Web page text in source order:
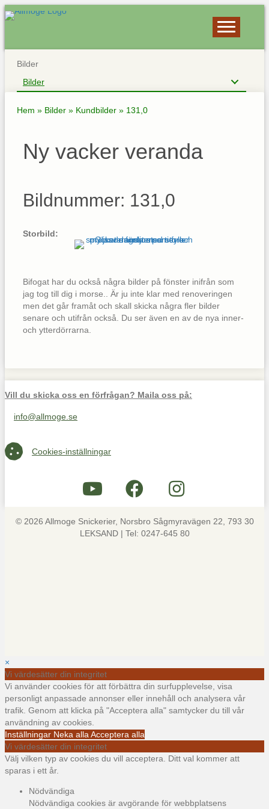
Bilder
Bilder
Hem » Bilder » Kundbilder » 131,0
Ny vacker veranda
Bildnummer: 131,0
Storbild:
Bifogat har du också några bilder på fönster inifrån som
jag tog till dig i morse.. Är ju inte klar med renoveringen
men det går framåt och skall skicka några fler bilder
senare och utifrån också. Du ser även en av de nya inner-
och ytterdörrarna.
Vill du skicka oss en förfrågan? Maila oss på:
Maila oss på info@allmoge.se
info@allmoge.se
Cookies-inställningar
Cookies-inställningar
© 2026 Allmoge Snickerier, Norsbro Sågmyravägen 22, 793 30
LEKSAND | Tel: 0247-645 80
×
Vi värdesätter din integritet
Vi använder cookies för att förbättra din surfupplevelse, visa
personligt anpassade annonser eller innehåll och analysera vår
trafik. Genom att klicka på "Acceptera alla" samtycker du till vår
användning av cookies.
Inställningar Neka alla Acceptera alla
Vi värdesätter din integritet
Välj vilken typ av cookies du vill acceptera. Ditt val kommer att
sparas i ett år.
Nödvändiga
Nödvändiga cookies är avgörande för webbplatsens